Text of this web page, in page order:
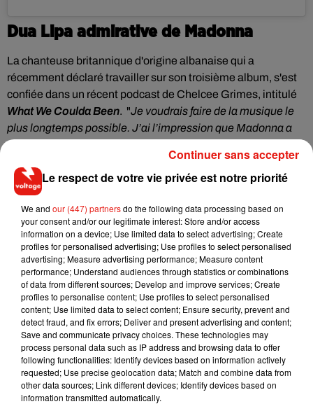
Dua Lipa admirative de Madonna
La chanteuse britannique d'origine albanaise qui a
récemment déclaré travailler sur son troisième album, s'est
confiée dans un récent podcast de Chelcee Grimes, intitulé
What We Coulda Been. "Je voudrais faire de la musique le
plus longtemps possible. J’ai l’impression que Madonna a
atteint le top de sa carrière à 40/45 ans et elle a sorti l’un des
meilleurs albums pop et elle continue de tout déchirer",a
lâché Dua Lipa.
la Madonne, Dua Lipa s'est investie pour tenter de décrocher
une collaboration avec son idole. En effet, le manager de la
chanteuse de 24 ans, Ben mawson, a évoqué cette
possibilité lors d'un entretien accordé àMusic Week. "Nous
essayons d’avoir Madonna pour un enregistrement. Je vais
lui écrire un email et voir si elle serait intéressée par le
projet",a-t-il lancé. "Dua Lipa va avoir une longue carrière.
Elle représente complètement la pop star, et forcément son
album est inspiré de ceux de Madonna",a-t-il continué. La
jeune artiste verra-t-elle son rêve se réaliser ? Affaire à
suivre...
Le respect de votre vie privée est notre priorité
We and our (447) partnersdo the following data processing based on
your consent and/or our legitimate interest: Store and/or access
information on a device; Use limited data to select advertising; Create
profiles for personalised advertising; Use profiles to select personalised
advertising; Measure advertising performance; Measure content
performance; Understand audiences through statistics or combinations
of data from different sources; Develop and improve services; Create
profiles to personalise content; Use profiles to select personalised
content; Use limited data to select content; Ensure security, prevent and
detect fraud, and fix errors; Deliver and present advertising and content;
Save and communicate privacy choices. These technologies may
process personal data such as IP address and browsing data to offer
following functionalities: Identify devices based on information actively
requested; Use precise geolocation data; Match and combine data from
other data sources; Link different devices; Identify devices based on
information transmitted automatically.
Continuer sans accepter